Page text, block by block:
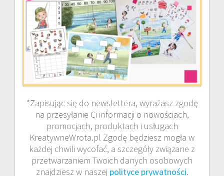
*Zapisując się do newslettera, wyrażasz zgodę
na przesyłanie Ci informacji o nowościach,
promocjach, produktach i usługach
KreatywneWrota.pl Zgodę będziesz mogła w
każdej chwili wycofać, a szczegóły związane z
przetwarzaniem Twoich danych osobowych
znajdziesz w naszej polityce prywatności.